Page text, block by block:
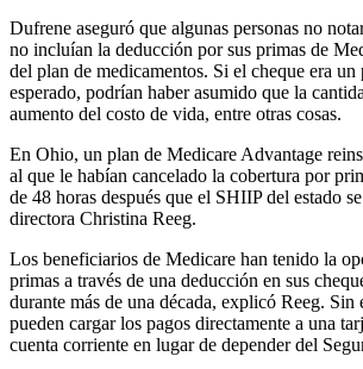
Dufrene aseguró que algunas personas no
no incluían la deducción por sus primas de
del plan de medicamentos. Si el cheque era un
esperado, podrían haber asumido que la
aumento del costo de vida, entre otras cosas.
En Ohio, un plan de Medicare Advantage
al que le habían cancelado la cobertura por
de 48 horas después que el SHIIP del estado
directora Christina Reeg.
Los beneficiarios de Medicare han tenido la
primas a través de una deducción en sus
durante más de una década, explicó Reeg. Sin
pueden cargar los pagos directamente a una
cuenta corriente en lugar de depender del